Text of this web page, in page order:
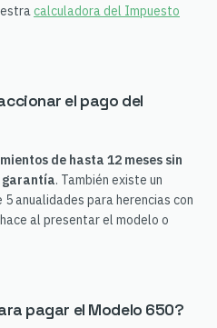
calculadora del Impuesto
el pago del
de hasta 12 meses sin
garantía. También existe un
anualidades para herencias con
al presentar el modelo o
pagar el Modelo 650?